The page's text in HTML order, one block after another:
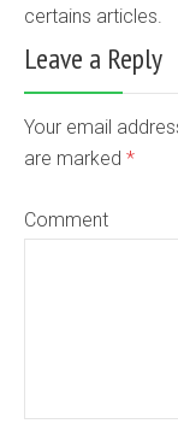
certains articles.
Leave a Reply
Your email
are marked *
Comment